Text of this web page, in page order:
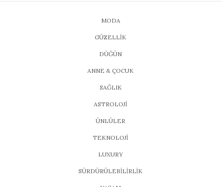
MODA
GÜZELLİK
DÜĞÜN
ANNE & ÇOCUK
SAĞLIK
ASTROLOJİ
ÜNLÜLER
TEKNOLOJİ
LUXURY
SÜRDÜRÜLEBİLİRLİK